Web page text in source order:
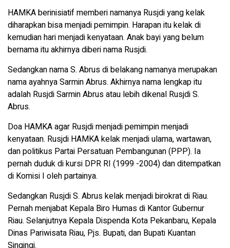
HAMKA berinisiatif memberi namanya Rusjdi yang kelak
diharapkan bisa menjadi pemimpin. Harapan itu kelak di
kemudian hari menjadi kenyataan. Anak bayi yang belum
bernama itu akhirnya diberi nama Rusjdi.
Sedangkan nama S. Abrus di belakang namanya merupakan
nama ayahnya Sarmin Abrus. Akhirnya nama lengkap itu
adalah Rusjdi Sarmin Abrus atau lebih dikenal Rusjdi S.
Abrus.
Doa HAMKA agar Rusjdi menjadi pemimpin menjadi
kenyataan. Rusjdi HAMKA kelak menjadi ulama, wartawan,
dan politikus Partai Persatuan Pembangunan (PPP). Ia
pernah duduk di kursi DPR RI (1999 -2004) dan ditempatkan
di Komisi I oleh partainya.
Sedangkan Rusjdi S. Abrus kelak menjadi birokrat di Riau.
Pernah menjabat Kepala Biro Humas di Kantor Gubernur
Riau. Selanjutnya Kepala Dispenda Kota Pekanbaru, Kepala
Dinas Pariwisata Riau, Pjs. Bupati, dan Bupati Kuantan
Singingi.